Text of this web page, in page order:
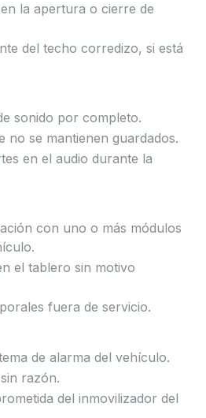
la apertura o cierre de
del techo corredizo, si está
sonido por completo.
no se mantienen guardados.
en el audio durante la
con uno o más módulos
el tablero sin motivo
fuera de servicio.
de alarma del vehículo.
razón.
del inmovilizador del